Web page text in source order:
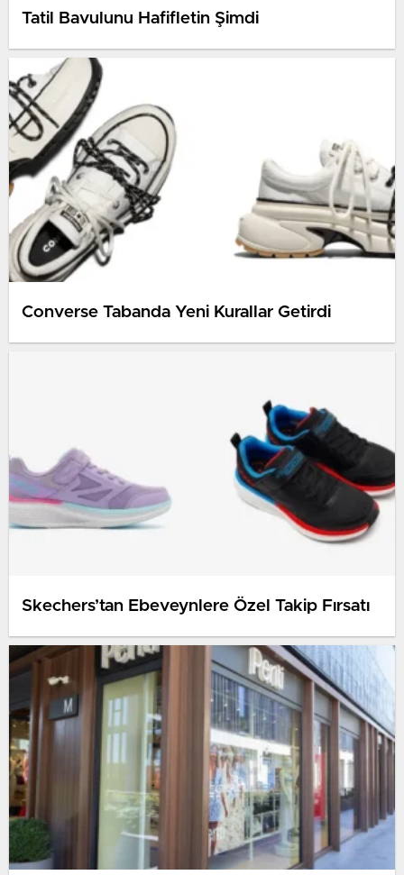
Tatil Bavulunu Hafifletin Şimdi
Converse Tabanda Yeni Kurallar Getirdi
Skechers’tan Ebeveynlere Özel Takip Fırsatı